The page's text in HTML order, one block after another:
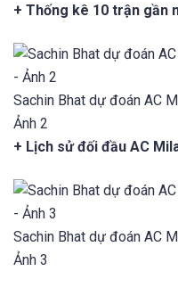
+ Thống kê 10 trận gần
Sachin Bhat dự đoán AC
Ảnh 2
+ Lịch sử đối đầu AC
Sachin Bhat dự đoán AC
Ảnh 3